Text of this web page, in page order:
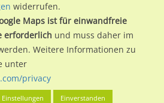
mit einem
– die Vielseitigkeit
widerrufen.
Maps ist für einwandfreie
erforderlich und muss daher im
Weitere Informationen zu
unter
privacy
Einstellungen Einverstanden